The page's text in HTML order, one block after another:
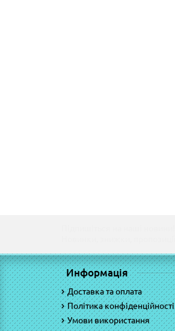
Информація
Доставка та оплата
Політика конфіденційності
Умови використання